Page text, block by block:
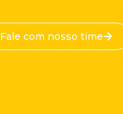
Fale com nosso time